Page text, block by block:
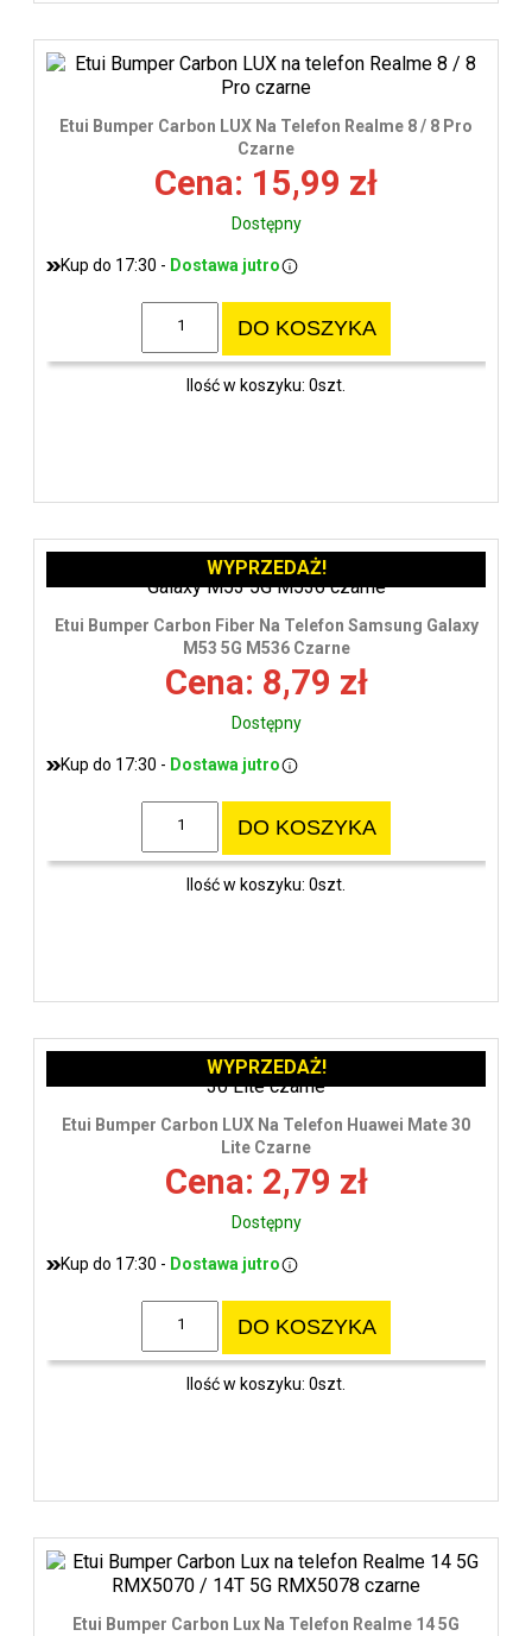
Etui Bumper Carbon LUX Na Telefon Realme 8 / 8 Pro
Czarne
Cena: 15,99 zł
Dostępny
Kup do 17:30 - Dostawa jutro
DO KOSZYKA
Ilość w koszyku: 0szt.
Etui Bumper Carbon Fiber Na Telefon Samsung Galaxy
M53 5G M536 Czarne
Cena: 8,79 zł
Dostępny
Kup do 17:30 - Dostawa jutro
DO KOSZYKA
Ilość w koszyku: 0szt.
WYPRZEDAŻ!
Etui Bumper Carbon LUX Na Telefon Huawei Mate 30
Lite Czarne
Cena: 2,79 zł
Dostępny
Kup do 17:30 - Dostawa jutro
DO KOSZYKA
Ilość w koszyku: 0szt.
WYPRZEDAŻ!
Etui Bumper Carbon Lux Na Telefon Realme 14 5G